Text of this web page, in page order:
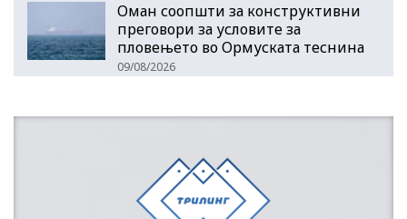
Оман соопшти за конструктивни
преговори за условите за
пловењето во Ормуската теснина
09/08/2026